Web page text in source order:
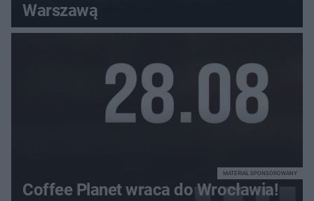
Warszawą
Coffee Planet wraca do Wrocławia!
MATERIAŁ SPONSOROWANY